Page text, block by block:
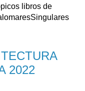
libros de
2022